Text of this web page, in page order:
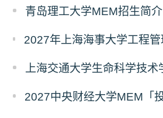
青岛理工大学MEM招生简介